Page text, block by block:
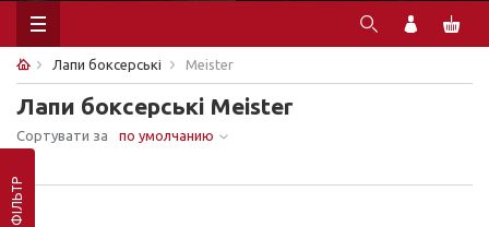
Лапи боксерські Meister
Лапи боксерські Meister
Сортувати за по умолчанию
ФІЛЬТР
Ничего не найдено.